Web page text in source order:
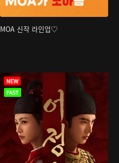
MOA 신작 라인업♡